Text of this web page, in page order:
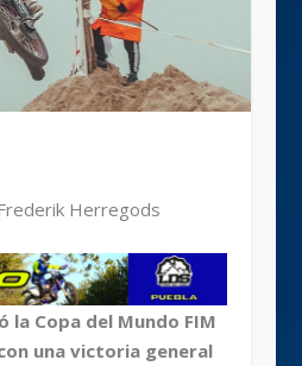
Herregods
la Copa del Mundo FIM
una victoria general